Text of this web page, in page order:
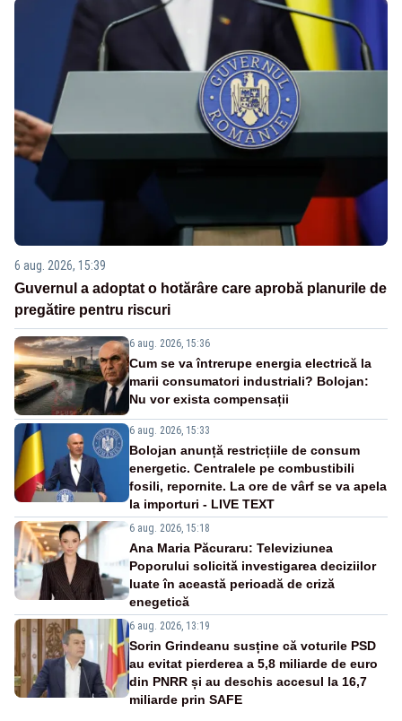
6 aug. 2026, 15:39
Guvernul a adoptat o hotărâre care aprobă planurile de
pregătire pentru riscuri
6 aug. 2026, 15:36
Cum se va întrerupe energia electrică la
marii consumatori industriali? Bolojan:
Nu vor exista compensații
6 aug. 2026, 15:33
Bolojan anunță restricțiile de consum
energetic. Centralele pe combustibili
fosili, repornite. La ore de vârf se va apela
la importuri - LIVE TEXT
6 aug. 2026, 15:18
Ana Maria Păcuraru: Televiziunea
Poporului solicită investigarea deciziilor
luate în această perioadă de criză
enegetică
6 aug. 2026, 13:19
Sorin Grindeanu susține că voturile PSD
au evitat pierderea a 5,8 miliarde de euro
din PNRR și au deschis accesul la 16,7
miliarde prin SAFE